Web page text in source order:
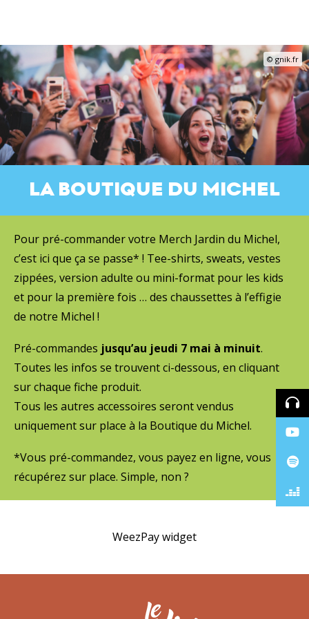
LA BOUTIQUE DU MICHEL
© gnik.fr
Pour pré-commander votre Merch Jardin du Michel,
c’est ici que ça se passe* ! Tee-shirts, sweats, vestes
zippées, version adulte ou mini-format pour les kids
et pour la première fois … des chaussettes à l’effigie
de notre Michel !
Pré-commandes jusqu’au jeudi 7 mai à minuit.
Toutes les infos se trouvent ci-dessous, en cliquant
sur chaque fiche produit.
Tous les autres accessoires seront vendus
uniquement sur place à la Boutique du Michel.
*Vous pré-commandez, vous payez en ligne, vous
récupérez sur place. Simple, non ?
WeezPay widget